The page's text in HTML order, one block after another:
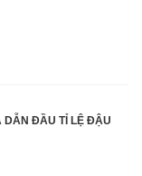
DẪN ĐẦU TỈ LỆ ĐẬU